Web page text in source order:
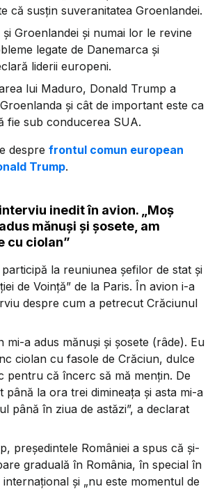
că susțin suveranitatea Groenlandei.
şi Groenlandei şi numai lor le revine
legate de Danemarca şi
liderii europeni.
lui Maduro, Donald Trump a
și cât de important este ca
fie sub conducerea SUA.
despre frontul comun european
Trump.
inedit în avion. „Moș
mănuși și șosete, am
cu ciolan”
la reuniunea șefilor de stat și
de Voință” de la Paris. În avion i-a
despre cum a petrecut Crăciunul
mi-a adus mănuși și șosete (râde). Eu
ciolan cu fasole de Crăciun, dulce
pentru că încerc să mă mențin. De
până la ora trei dimineața și asta mi-a
până în ziua de astăzi”, a declarat
președintele României a spus că și-
graduală în România, în special în
și „nu este momentul de